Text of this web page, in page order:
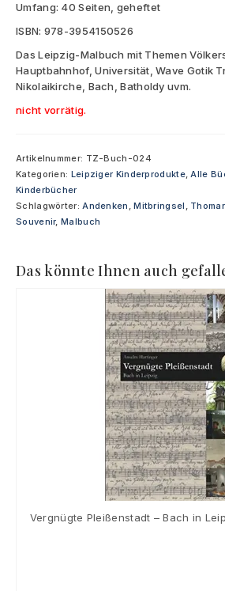
Umfang: 40 Seiten, geheftet
ISBN: 978-3954150526
Das Leipzig-Malbuch mit Themen
Hauptbahnhof, Universität, Wave Gotik
Nikolaikirche, Bach, Batholdy uvm.
nicht vorrätig.
Artikelnummer: TZ-Buch-024
Kategorien: Leipziger Kinderprodukte,Alle
Kinderbücher
Schlagwörter:Andenken ,Mitbringsel ,
Souvenir,Malbuch
Das könnte Ihnen auch
Vergnügte Pleißenstadt – Bach in